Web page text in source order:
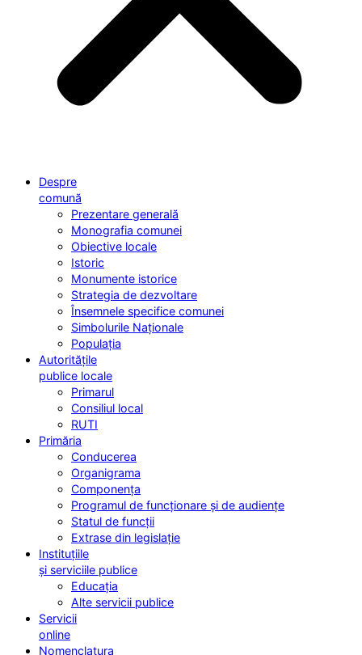
Despre
comună
Prezentare generală
Monografia comunei
Obiective locale
Istoric
Monumente istorice
Strategia de dezvoltare
Însemnele specifice comunei
Simbolurile Naționale
Populația
Autoritățile
publice locale
Primarul
Consiliul local
RUTI
Primăria
Conducerea
Organigrama
Componența
Programul de funcționare și de audiențe
Statul de funcții
Extrase din legislație
Instituțiile
și serviciile publice
Educația
Alte servicii publice
Servicii
online
Nomenclatura